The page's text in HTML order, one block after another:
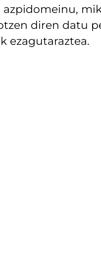
diren datu
ezagutaraztea.